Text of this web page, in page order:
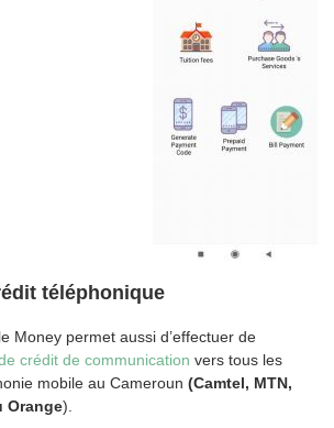
téléphonique
Money permet aussi d’effectuer de
crédit de communication vers tous les
mobile au Cameroun (Camtel, MTN,
Orange).